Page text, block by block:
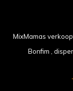
MixMamas
Bonfim ,